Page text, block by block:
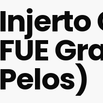
Injerto
FUE
Pelos)